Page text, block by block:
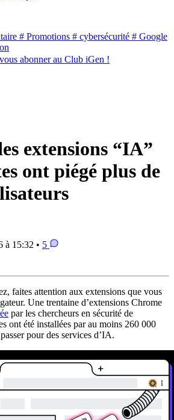
# Promotions # cybersécurité # Google
abonner au Club iGen !
extensions “IA”
ont piégé plus de
à 15:32 • 5
faites attention aux extensions que vous
Une trentaine d’extensions Chrome
par les chercheurs en sécurité de
ont été installées par au moins 260 000
pour des services d’IA.